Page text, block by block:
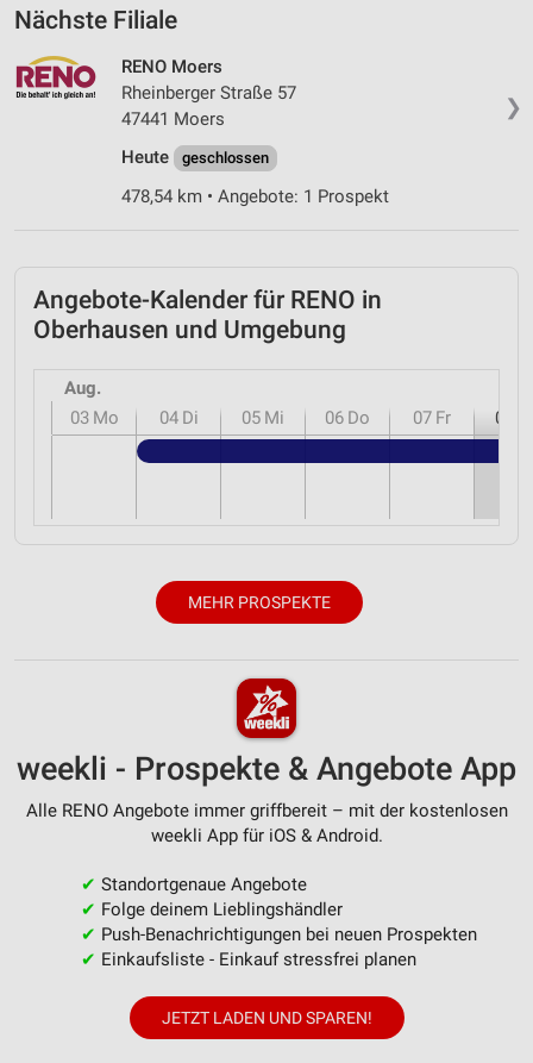
Nächste Filiale
❯
RENO Moers
Rheinberger Straße 57
47441 Moers
Heute
geschlossen
478,54 km • Angebote: 1 Prospekt
Angebote-Kalender für RENO in
Oberhausen und Umgebung
Aug.
03 Mo 04 Di 05 Mi 06 Do 07 Fr 08
MEHR PROSPEKTE
weekli - Prospekte & Angebote App
Alle RENO Angebote immer griffbereit – mit der kostenlosen
weekli App für iOS & Android.
✔ Standortgenaue Angebote
✔ Folge deinem Lieblingshändler
✔ Push-Benachrichtigungen bei neuen Prospekten
✔ Einkaufsliste - Einkauf stressfrei planen
JETZT LADEN UND SPAREN!